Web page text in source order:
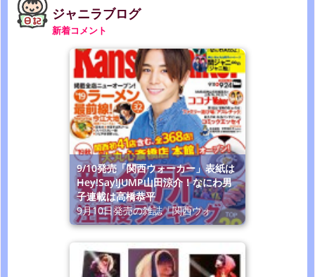
ジャニラブログ
新着コメント
9/10発売「関西ウォーカー」表紙は
Hey!Say!JUMP山田涼介！なにわ男
子連載は高橋恭平
9月10日発売の雑誌「関西ウォ